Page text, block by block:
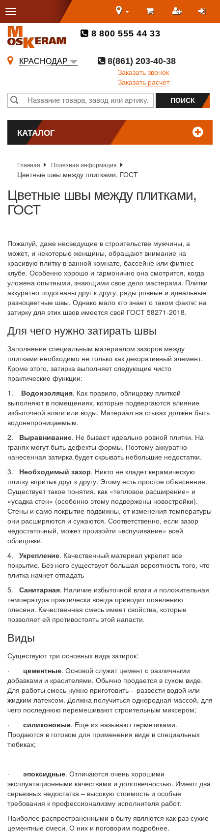
8 800 555 44 33
КРАСНОДАР
8(861) 203-40-38
Заказать звонок
Заказать расчет
КАТАЛОГ
Главная Полезная информация
Цветные швы между плитками, ГОСТ
Цветные швы между плитками,
ГОСТ
Пожалуй, даже несведущие в строительстве мужчины, а
может, и некоторые женщины, обращают внимание на
красивую плитку в ванной комнате, бассейне или фитнес-
клубе. Особенно хорошо и гармонично она смотрится, когда
уложена опытными, знающими свое дело мастерами. Плитки
аккуратно подогнаны друг к другу, ряды ровные и идеальные
разноцветные швы. Однако мало кто знает о таком факте: на
затирку для этих швов имеется свой ГОСТ 58271-2018.
Для чего нужно затирать швы
Заполнение специальным материалом зазоров между
плитками необходимо не только как декоративный элемент.
Кроме этого, затирка выполняет следующие чисто
практические функции:
1. Водоизоляция. Как правило, облицовку плиткой
выполняют в помещениях, которые подвергаются влияние
избыточной влаги или воды. Материал на стыках должен быть
водонепроницаемым.
2. Выравнивание. Не бывает идеально ровной плитки. На
гранях могут быть дефекты формы. Поэтому аккуратно
нанесенная затирка будет скрывать небольшие недостатки.
3. Необходимый зазор. Никто не кладет керамическую
плитку впритык друг к другу. Этому есть простое объяснение.
Существует такое понятия, как «тепловое расширение» и
«усадка стен» (особенно этому подвержены новостройки).
Стены и само покрытие подвижны, от изменения температуры
они расширяются и сужаются. Соответственно, если зазор
недостаточный, может произойти «вспучивание» всей
облицовки.
4. Укрепление. Качественный материал укрепит все
покрытие. Без него существует большая вероятность того, что
плитка начнет отпадать
5. Санитарная. Наличие избыточной влаги и положительная
температура практически всегда приводит появлению
плесени. Качественная смесь имеет свойства, которые
позволяет ей противостоять этой напасти.
Виды
Существуют три основных вида затирок:
· цементные. Основой служит цемент с различными
добавками и красителями. Обычно продается в сухом виде.
Для работы смесь нужно приготовить – развести водой или
жидким латексом. Должна получиться однородная массой, для
чего последнюю перемешивают строительным миксером;
· силиконовые. Еще их называют герметиками.
Продаются в готовом для применения виде в специальных
тюбиках;
· эпоксидные. Отличаются очень хорошими
эксплуатационными качествами и долговечностью. Имеют два
серьезных недостатка – высокую стоимость и особые
требования к профессионализму исполнителя работ.
Наиболее распространенными в быту являются как раз сухие
цементные смеси. О них и поговорим подробнее.